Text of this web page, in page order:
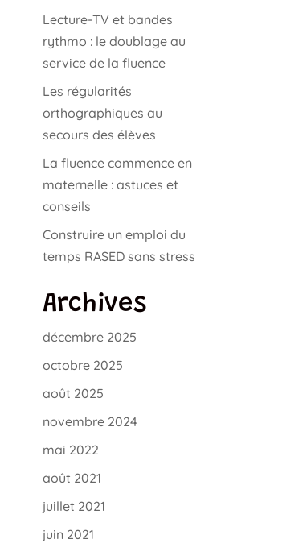
Lecture-TV et bandes
rythmo : le doublage au
service de la fluence
Les régularités
orthographiques au
secours des élèves
La fluence commence en
maternelle : astuces et
conseils
Construire un emploi du
temps RASED sans stress
Archives
décembre 2025
octobre 2025
août 2025
novembre 2024
mai 2022
août 2021
juillet 2021
juin 2021